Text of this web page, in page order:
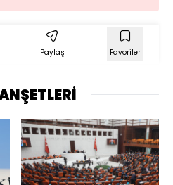
Paylaş Favoriler